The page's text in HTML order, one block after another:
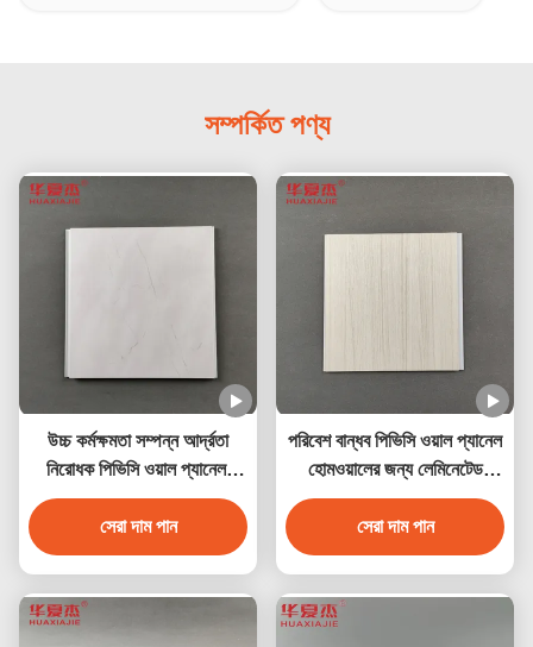
সম্পর্কিত পণ্য
উচ্চ কর্মক্ষমতা সম্পন্ন আর্দ্রতা
নিরোধক পিভিসি ওয়াল প্যানেল,
মার্বেল ডিজাইন সহ
সেরা দাম পান
পরিবেশ বান্ধব পিভিসি ওয়াল প্যানেল
হোমওয়ালের জন্য লেমিনেটেড
পিভিসি ডেকোরেশন প্যানেল
সেরা দাম পান